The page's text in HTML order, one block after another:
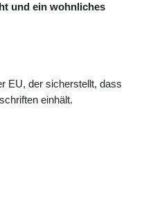
und ein wohnliches
EU, der sicherstellt, dass
einhält.